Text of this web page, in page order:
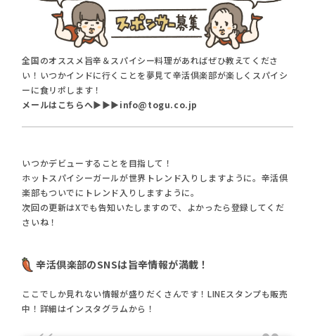
全国のオススメ旨辛＆スパイシー料理があればぜひ教えてくださ
い！いつかインドに行くことを夢見て辛活倶楽部が楽しくスパイシ
ーに食リポします！
メールはこちらへ▶︎▶︎▶︎info@togu.co.jp
いつかデビューすることを目指して！
ホットスパイシーガールが世界トレンド入りしますように。辛活倶
楽部もついでにトレンド入りしますように。
次回の更新はXでも告知いたしますので、よかったら登録してくだ
さいね！
辛活倶楽部のSNSは旨辛情報が満載！
ここでしか見れない情報が盛りだくさんです！LINEスタンプも販売
中！詳細はインスタグラムから！